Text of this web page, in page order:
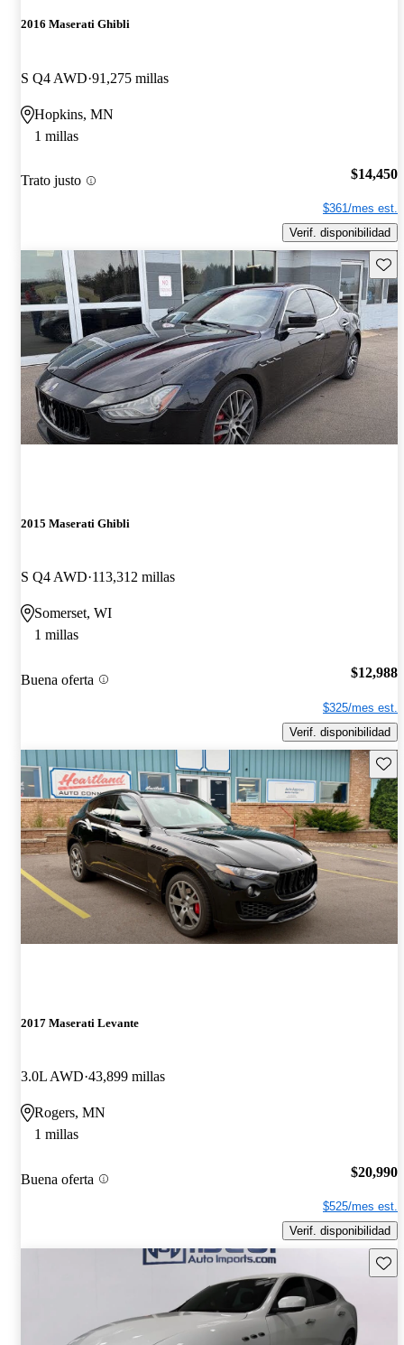
2016 Maserati Ghibli
S Q4 AWD 91,275 millas
Hopkins, MN
1 millas
Trato justo $14,450
$361/mes est.
Verif. disponibilidad
2015 Maserati Ghibli
S Q4 AWD 113,312 millas
Somerset, WI
1 millas
Buena oferta $12,988
$325/mes est.
Verif. disponibilidad
2017 Maserati Levante
3.0L AWD 43,899 millas
Rogers, MN
1 millas
Buena oferta $20,990
$525/mes est.
Verif. disponibilidad